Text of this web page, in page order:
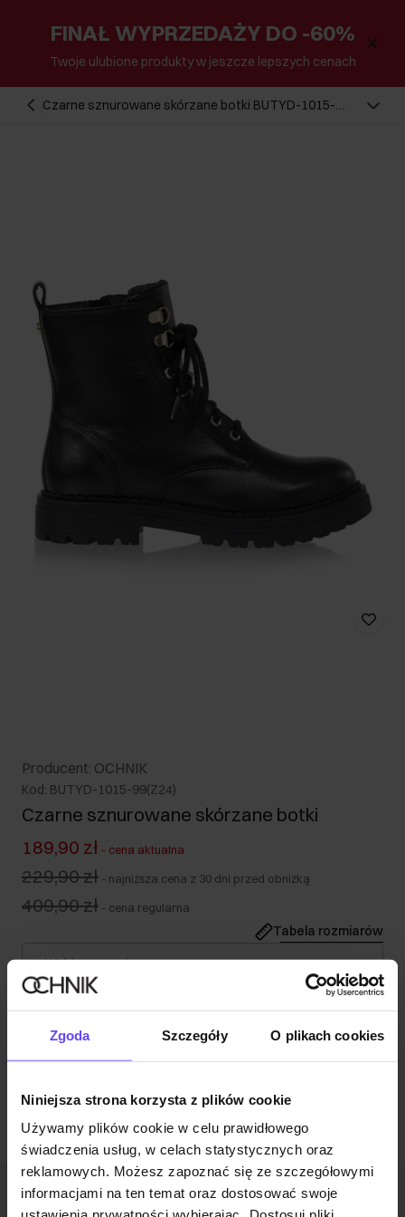
Zgoda Szczegóły O plikach cookies
Niniejsza strona korzysta z plików cookie
Używamy plików cookie w celu prawidłowego
świadczenia usług, w celach statystycznych oraz
reklamowych. Możesz zapoznać się ze szczegółowymi
informacjami na ten temat oraz dostosować swoje
FINAŁ WYPRZEDAŻY DO -60%
Twoje ulubione produkty w jeszcze lepszych cenach
Czarne sznurowane skórzane botki BUTYD-1015-
Producent: OCHNIK
Kod: BUTYD-1015-99(Z24)
Czarne sznurowane skórzane botki
189,90 zł - cena aktualna
229,90 zł - najniższa cena z 30 dni przed obniżką
409,90 zł - cena regularna
Tabela rozmiarów
Wybierz rozmiar
Opis produktu
Newsletter